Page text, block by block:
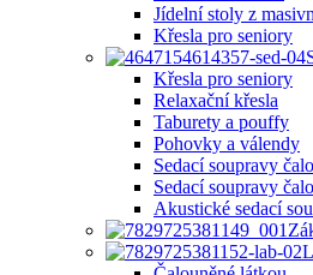
Jídelní stoly z
Křesla pro seniory
Křesla pro seniory
Relaxační křesla
Taburety a pouffy
Pohovky a válendy
Sedací soupravy
Sedací soupravy
Akustické sedací